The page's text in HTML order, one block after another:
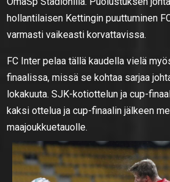
hollantilaisen Kettingin puuttuminen
varmasti vaikeasti korvattavissa.
FC Inter pelaa tällä kaudella vielä
finaalissa, missä se kohtaa sarjaa
lokakuuta. SJK-kotiottelun ja cup-
kaksi ottelua ja cup-finaalin jälkeen
maajoukkuetauolle.